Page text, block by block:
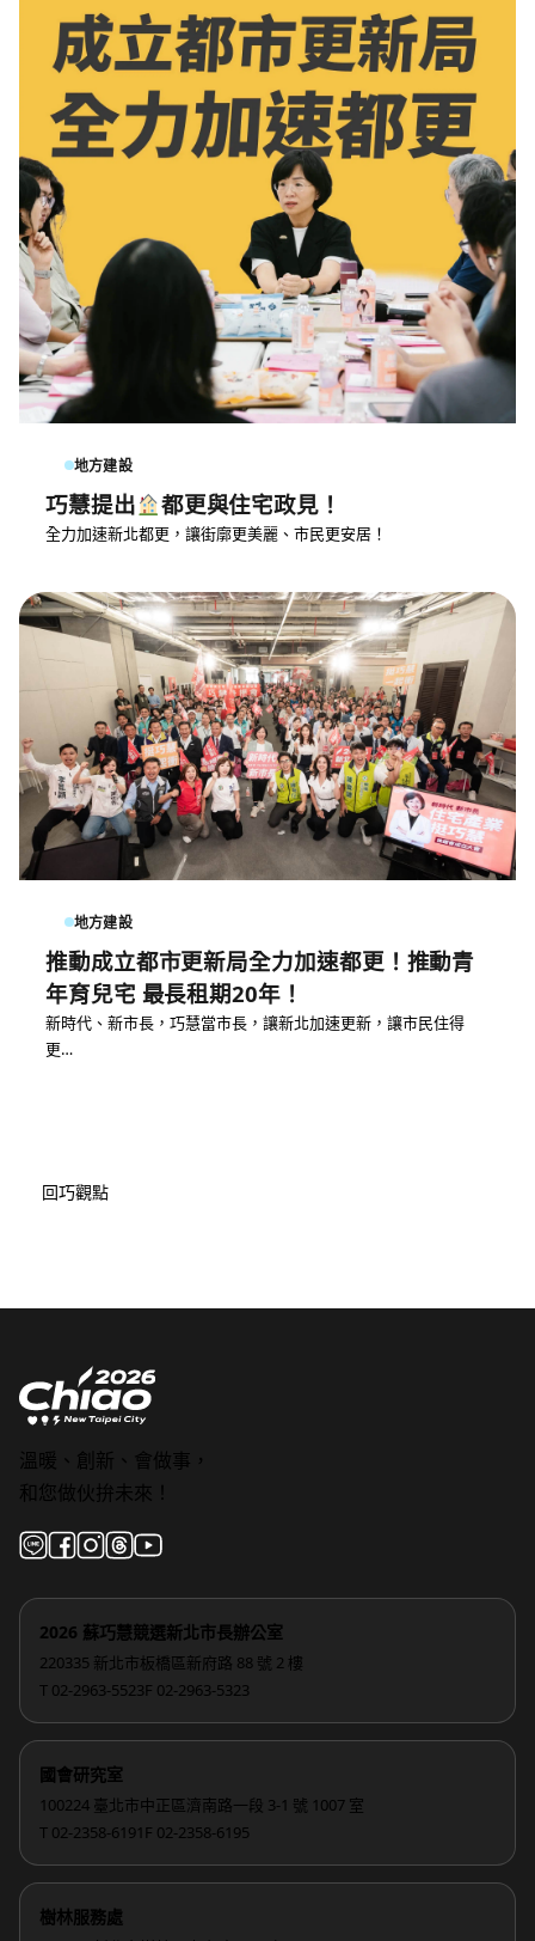
地方建設
巧慧提出 都更與住宅政見！
全力加速新北都更，讓街廓更美麗、市民更安居！
地方建設
推動成立都市更新局全力加速都更！推動青
年育兒宅 最長租期20年！
新時代、新市長，巧慧當市長，讓新北加速更新，讓市民住得
更…
回巧觀點
溫暖、創新、會做事，
和您做伙拚未來！
2026 蘇巧慧競選新北市長辦公室
220335 新北市板橋區新府路 88 號 2 樓
T 02-2963-5523F 02-2963-5323
國會研究室
100224 臺北市中正區濟南路一段 3-1 號 1007 室
T 02-2358-6191 F 02-2358-6195
樹林服務處